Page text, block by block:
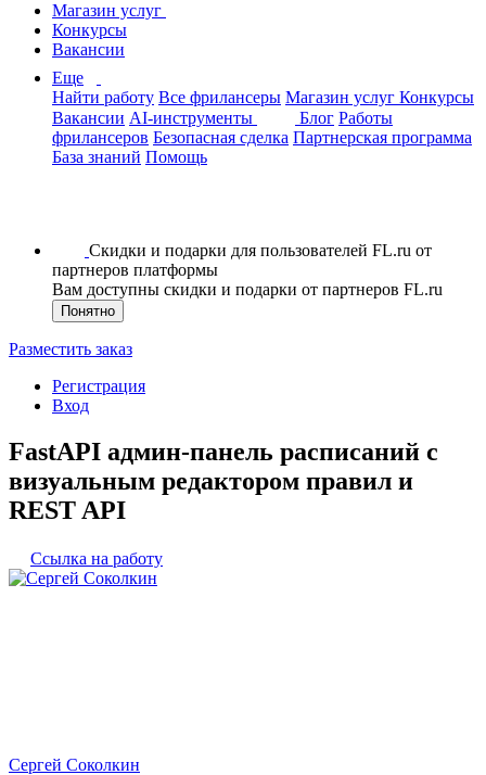
Магазин услуг
Конкурсы
Вакансии
Еще
Найти работу Все фрилансеры Магазин услуг Конкурсы
Вакансии AI-инструменты Блог Работы
фрилансеров Безопасная сделка Партнерская программа
База знаний Помощь
Скидки и подарки для пользователей FL.ru от
партнеров платформы
Вам доступны скидки и подарки от партнеров FL.ru
Понятно
Разместить заказ
Регистрация
Вход
FastAPI админ-панель расписаний с
визуальным редактором правил и
REST API
Ссылка на работу
Сергей Соколкин